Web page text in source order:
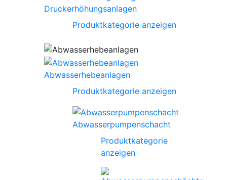
Druckerhöhungsanlagen
Produktkategorie anzeigen
Abwasserhebeanlagen
Produktkategorie anzeigen
Abwasserpumpenschacht
Produktkategorie
anzeigen